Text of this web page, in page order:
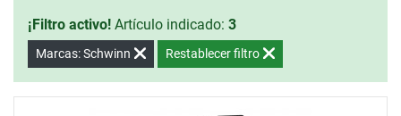
¡Filtro activo! Artículo indicado: 3
Marcas: Schwinn Restablecer filtro